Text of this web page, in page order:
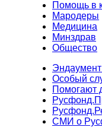
Помощь в
Мародеры
Медицина
Минздрав
Общество
Особый
Помогают
СМИ о